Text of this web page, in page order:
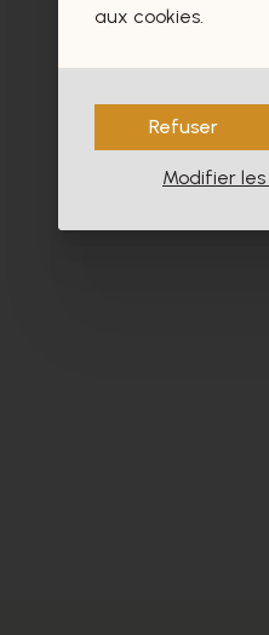
aux cookies.
Refuser
Modifier